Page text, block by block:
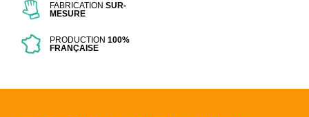
FABRICATIONSUR-
MESURE
PRODUCTION100%
FRANÇAISE